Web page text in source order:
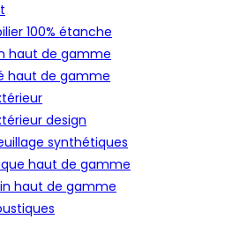
100% étanche
haut de gamme
haut de gamme
design
synthétiques
haut de gamme
haut de gamme